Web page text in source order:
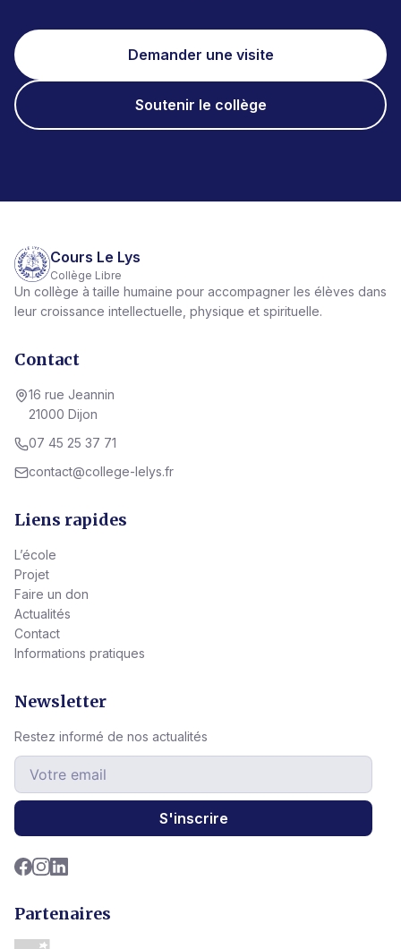
Demander une visite
Soutenir le collège
Cours Le Lys
Collège Libre
Un collège à taille humaine pour accompagner les élèves dans
leur croissance intellectuelle, physique et spirituelle.
Contact
16 rue Jeannin
21000 Dijon
07 45 25 37 71
contact@college-lelys.fr
Liens rapides
L’école
Projet
Faire un don
Actualités
Contact
Informations pratiques
Newsletter
Restez informé de nos actualités
S'inscrire
Partenaires